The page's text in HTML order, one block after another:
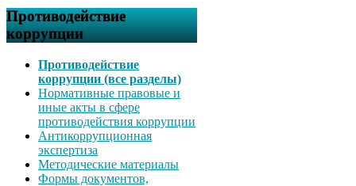
Противодействие
коррупции
Противодействие
коррупции (все разделы)
Нормативные правовые и
иные акты в сфере
противодействия коррупции
Антикоррупционная
экспертиза
Методические материалы
Формы документов,